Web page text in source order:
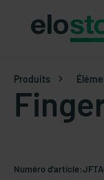
Produits
Numéro d'article: